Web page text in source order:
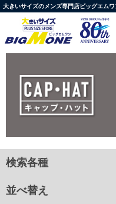
大きいサイズのメンズ専門店ビッグエム
検索各種
並べ替え